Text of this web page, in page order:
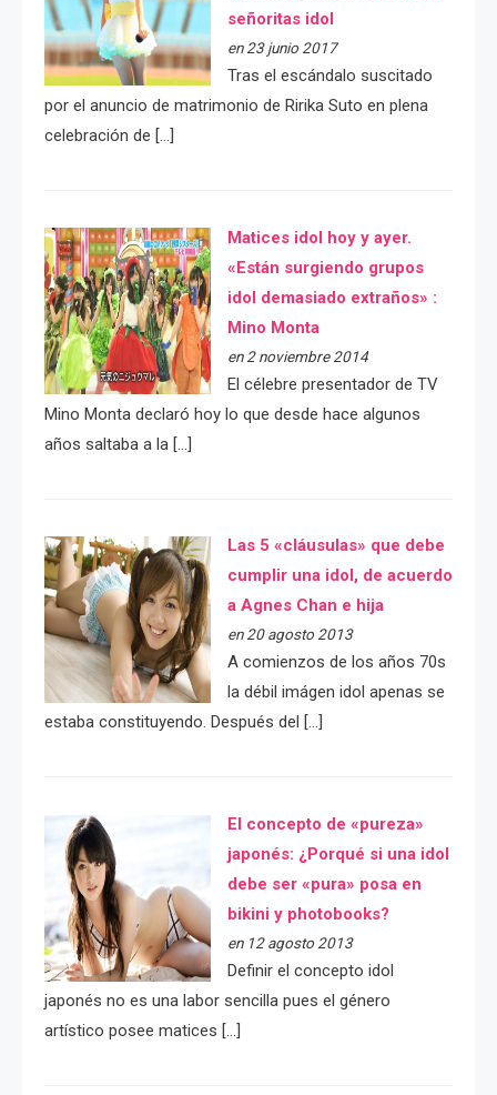
señoritas idol
en 23 junio 2017
Tras el escándalo suscitado
por el anuncio de matrimonio de Ririka Suto en plena
celebración de […]
Matices idol hoy y ayer.
«Están surgiendo grupos
idol demasiado extraños» :
Mino Monta
en 2 noviembre 2014
El célebre presentador de TV
Mino Monta declaró hoy lo que desde hace algunos
años saltaba a la […]
Las 5 «cláusulas» que debe
cumplir una idol, de acuerdo
a Agnes Chan e hija
en 20 agosto 2013
A comienzos de los años 70s
la débil imágen idol apenas se
estaba constituyendo. Después del […]
El concepto de «pureza»
japonés: ¿Porqué si una idol
debe ser «pura» posa en
bikini y photobooks?
en 12 agosto 2013
Definir el concepto idol
japonés no es una labor sencilla pues el género
artístico posee matices […]